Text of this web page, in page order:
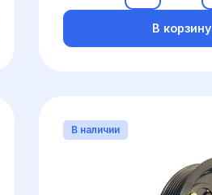
В корзину
В наличии